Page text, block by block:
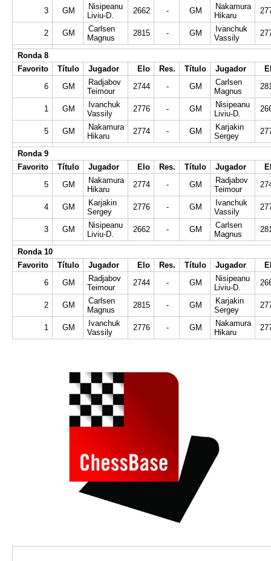
3 GM
Nisipeanu
Liviu-D.
2662 - GM
Nakamura
Hikaru
2 GM
Carlsen
Magnus
2815 - GM
Ivanchuk
Vassily
Ronda 8
Favorito
Título Jugador Elo Res. Título Jugador
6
GM
Radjabov
Teimour
2744 - GM
Carlsen
Magnus
1 GM
Ivanchuk
Vassily
2776 - GM
Nisipeanu
Liviu-D.
5 GM
Nakamura
Hikaru
2774 - GM
Karjakin
Sergey
Ronda 9
Favorito
Título Jugador Elo Res. Título Jugador
5
GM
Nakamura
Hikaru
2774 - GM
Radjabov
Teimour
4 GM
Karjakin
Sergey
2776 - GM
Ivanchuk
Vassily
3 GM
Nisipeanu
Liviu-D.
2662 - GM
Carlsen
Magnus
Ronda 10
Favorito
Título Jugador Elo Res. Título Jugador
6
GM
Radjabov
Teimour
2744 - GM
Nisipeanu
Liviu-D.
2 GM
Carlsen
Magnus
2815 - GM
Karjakin
Sergey
1 GM
Ivanchuk
Vassily
2776 - GM
Nakamura
Hikaru